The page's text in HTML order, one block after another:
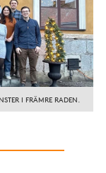
I FRÄMRE RADEN.